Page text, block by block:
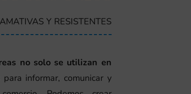
Y RESISTENTES
no solo se utilizan en
informar, comunicar y